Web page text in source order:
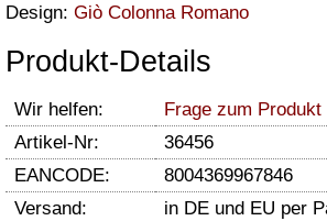
Design: Giò Colonna Romano
Produkt-Details
Wir helfen:
Frage zum Produkt
Artikel-Nr:
36456
EANCODE:
8004369967846
Versand:
in DE und EU per